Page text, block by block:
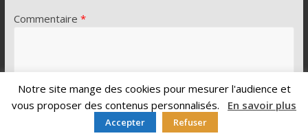
Notre site mange des cookies pour mesurer l'audience et
vous proposer des contenus personnalisés. En savoir plus
Accepter Refuser
Commentaire *